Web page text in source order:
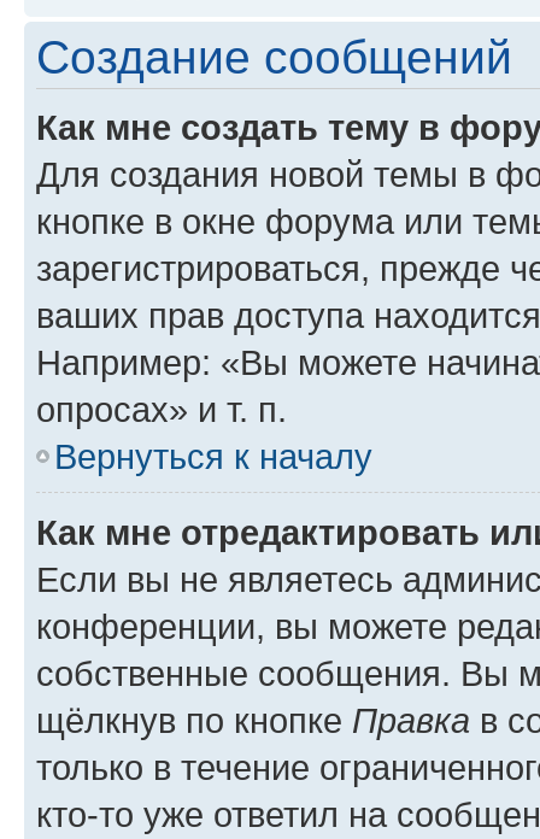
Создание сообщений
Как мне создать тему в
Для создания новой темы в
кнопке в окне форума или
зарегистрироваться, прежде
ваших прав доступа
Например: «Вы можете
опросах» и т. п.
Вернуться к началу
Как мне отредактировать
Если вы не являетесь
конференции, вы можете
собственные сообщения. Вы
щёлкнув по кнопке Правка в
только в течение
кто-то уже ответил на